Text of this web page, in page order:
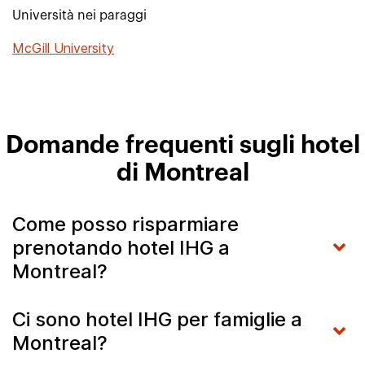
Università nei paraggi
McGill University
Domande frequenti sugli hotel
di Montreal
Come posso risparmiare
prenotando hotel IHG a
Montreal?
Ci sono hotel IHG per famiglie a
Montreal?